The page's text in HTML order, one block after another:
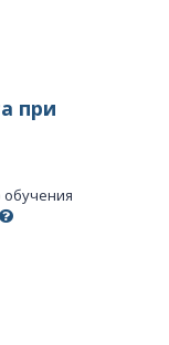
при
обучения